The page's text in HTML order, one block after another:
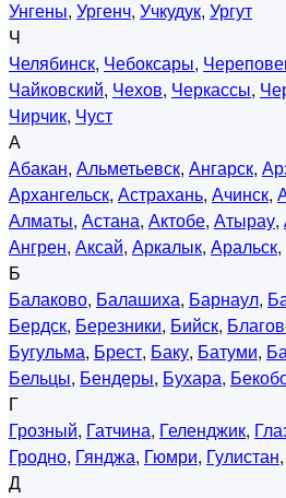
Унгены, Ургенч, Учкудук, Ургут
Ч
Челябинск, Чебоксары,
Чайковский, Чехов, Черкассы,
Чирчик, Чуст
А
Абакан, Альметьевск, Ангарск,
Архангельск, Астрахань, Ачинск,
Алматы, Астана, Актобе, Атырау,
Ангрен, Аксай, Аркалык, Аральск,
Б
Балаково, Балашиха, Барнаул,
Бердск, Березники, Бийск,
Бугульма, Брест, Баку, Батуми,
Бельцы, Бендеры, Бухара,
Г
Грозный, Гатчина, Геленджик,
Гродно, Гянджа, Гюмри, Гулистан,
Д